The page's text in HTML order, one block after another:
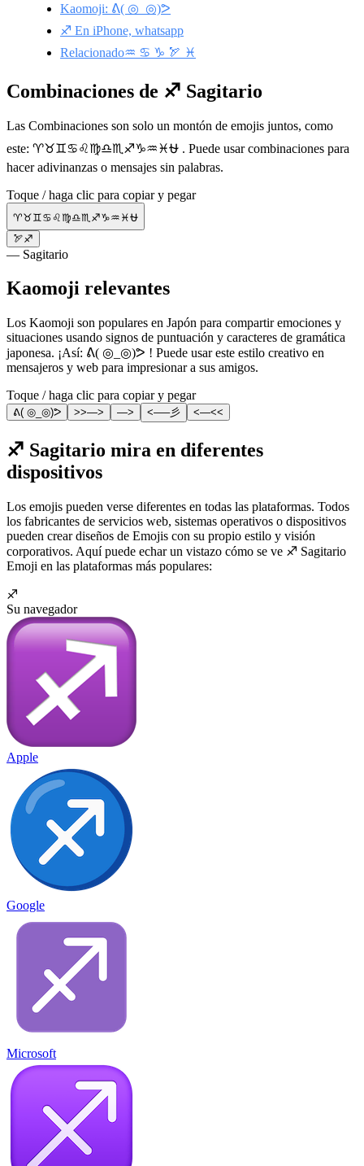
Kaomoji: ᕕ( ◎_◎)ᕗ
♐ En iPhone, whatsapp
Relacionado♒ ♋ ♑ 🏹 ♓
Combinaciones de ♐ Sagitario
Las Combinaciones son solo un montón de emojis juntos, como
este: ♈♉♊♋♌♍♎♏♐♑♒♓⛎ . Puede usar combinaciones para
hacer adivinanzas o mensajes sin palabras.
Toque / haga clic para copiar y pegar
♈♉♊♋♌♍♎♏♐♑♒♓⛎
🏹♐
— Sagitario
Kaomoji relevantes
Los Kaomoji son populares en Japón para compartir emociones y
situaciones usando signos de puntuación y caracteres de gramática
japonesa. ¡Así: ᕕ( ◎_◎)ᕗ ! Puede usar este estilo creativo en
mensajeros y web para impresionar a sus amigos.
Toque / haga clic para copiar y pegar
ᕕ( ◎_◎)ᕗ >>—> —> <—–彡 <—<<
♐ Sagitario mira en diferentes
dispositivos
Los emojis pueden verse diferentes en todas las plataformas. Todos
los fabricantes de servicios web, sistemas operativos o dispositivos
pueden crear diseños de Emojis con su propio estilo y visión
corporativos. Aquí puede echar un vistazo cómo se ve ♐ Sagitario
Emoji en las plataformas más populares:
♐
Su navegador
Apple
Google
Microsoft